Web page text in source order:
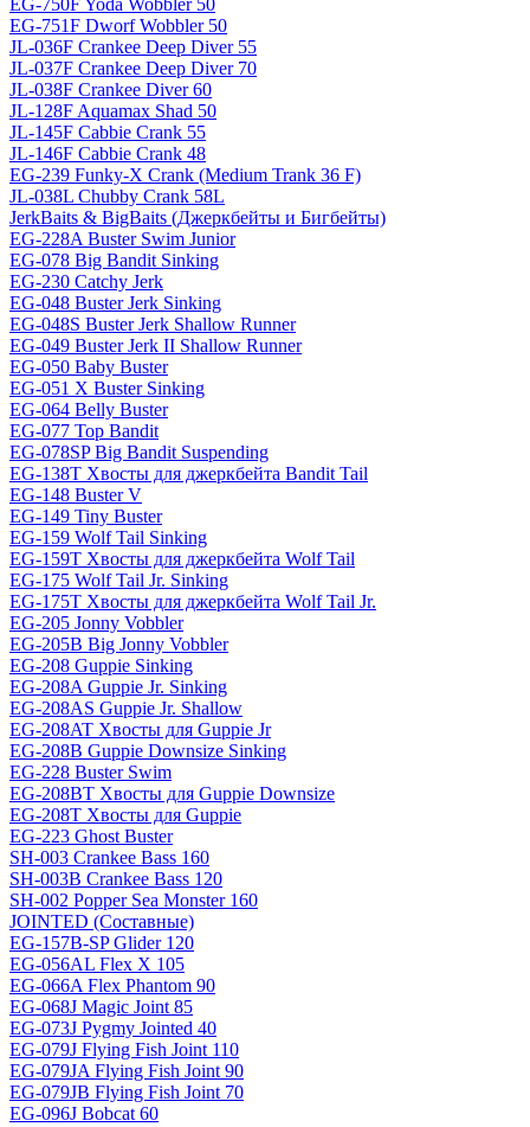
EG-750F Yoda Wobbler 50
EG-751F Dworf Wobbler 50
JL-036F Crankee Deep Diver 55
JL-037F Crankee Deep Diver 70
JL-038F Crankee Diver 60
JL-128F Aquamax Shad 50
JL-145F Cabbie Crank 55
JL-146F Cabbie Crank 48
EG-239 Funky-X Crank (Medium Trank 36 F)
JL-038L Chubby Crank 58L
JerkBaits & BigBaits (Джеркбейты и Бигбейты)
EG-228A Buster Swim Junior
EG-078 Big Bandit Sinking
EG-230 Catchy Jerk
EG-048 Buster Jerk Sinking
EG-048S Buster Jerk Shallow Runner
EG-049 Buster Jerk II Shallow Runner
EG-050 Baby Buster
EG-051 X Buster Sinking
EG-064 Belly Buster
EG-077 Top Bandit
EG-078SP Big Bandit Suspending
EG-138T Хвосты для джеркбейта Bandit Tail
EG-148 Buster V
EG-149 Tiny Buster
EG-159 Wolf Tail Sinking
EG-159T Хвосты для джеркбейта Wolf Tail
EG-175 Wolf Tail Jr. Sinking
EG-175T Хвосты для джеркбейта Wolf Tail Jr.
EG-205 Jonny Vobbler
EG-205B Big Jonny Vobbler
EG-208 Guppie Sinking
EG-208A Guppie Jr. Sinking
EG-208AS Guppie Jr. Shallow
EG-208AT Хвосты для Guppie Jr
EG-208B Guppie Downsize Sinking
EG-228 Buster Swim
EG-208BT Хвосты для Guppie Downsize
EG-208T Хвосты для Guppie
EG-223 Ghost Buster
SH-003 Crankee Bass 160
SH-003B Crankee Bass 120
SH-002 Popper Sea Monster 160
JOINTED (Составные)
EG-157B-SP Glider 120
EG-056AL Flex X 105
EG-066A Flex Phantom 90
EG-068J Magic Joint 85
EG-073J Pygmy Jointed 40
EG-079J Flying Fish Joint 110
EG-079JA Flying Fish Joint 90
EG-079JB Flying Fish Joint 70
EG-096J Bobcat 60